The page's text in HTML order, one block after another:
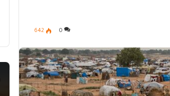
0
642